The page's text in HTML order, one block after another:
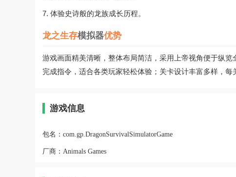
7. 体验史诗般的龙族成长历程。
龙之生存模拟器优势
游戏画面精美清晰，整体布局简洁，采用上帝视角便于纵
完成指令，适合各类玩家轻松体验；关卡设计丰富多样，每
游戏信息
包名： com.gp.DragonSurvivalSimulatorGame
厂商： Animals Games